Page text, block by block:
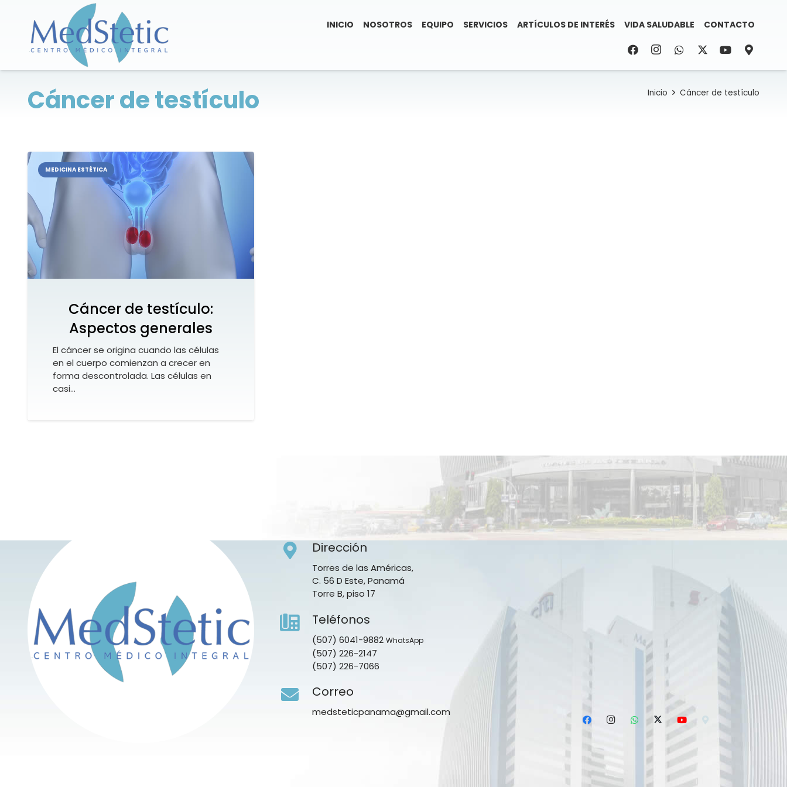
INICIO NOSOTROS EQUIPO SERVICIOS ARTÍCULOS DE INTERÉS VIDA SALUDABLE CONTACTO
Cáncer de testículo Inicio Cáncer de testículo
MEDICINA ESTÉTICA
Cáncer de testículo:
Aspectos generales
El cáncer se origina cuando las células
en el cuerpo comienzan a crecer en
forma descontrolada. Las células en
casi…
Dirección
Torres de las Américas,
C. 56 D Este, Panamá
Torre B, piso 17
Teléfonos
(507) 6041-9882 WhatsApp
(507) 226-2147
(507) 226-7066
Correo
medsteticpanama@gmail.com